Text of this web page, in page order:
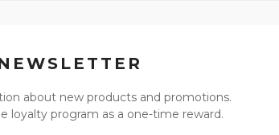
about new products and promotions.
loyalty program as a one-time reward.